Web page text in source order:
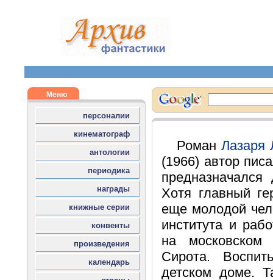
Роман Лазаря
(1966) автор
Хотя главный
еще молодой
института и
на
Сирота.
детском доме.